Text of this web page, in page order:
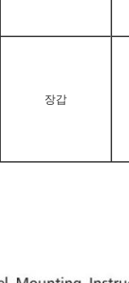
장갑